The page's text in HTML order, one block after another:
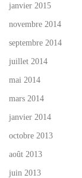
janvier 2015
novembre 2014
septembre 2014
juillet 2014
mai 2014
mars 2014
janvier 2014
octobre 2013
août 2013
juin 2013